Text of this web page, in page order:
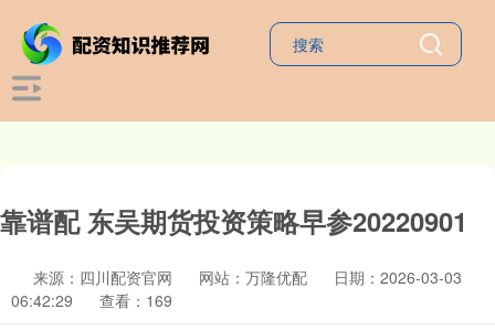
靠谱配 东吴期货投资策略早参20220901
来源：四川配资官网 网站：万隆优配
日期：2026-03-03
06:42:29
查看：169